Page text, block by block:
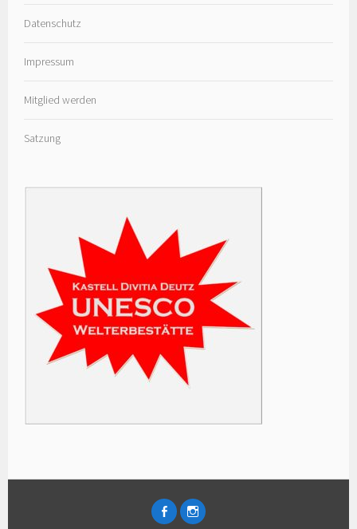
Datenschutz
Impressum
Mitglied werden
Satzung